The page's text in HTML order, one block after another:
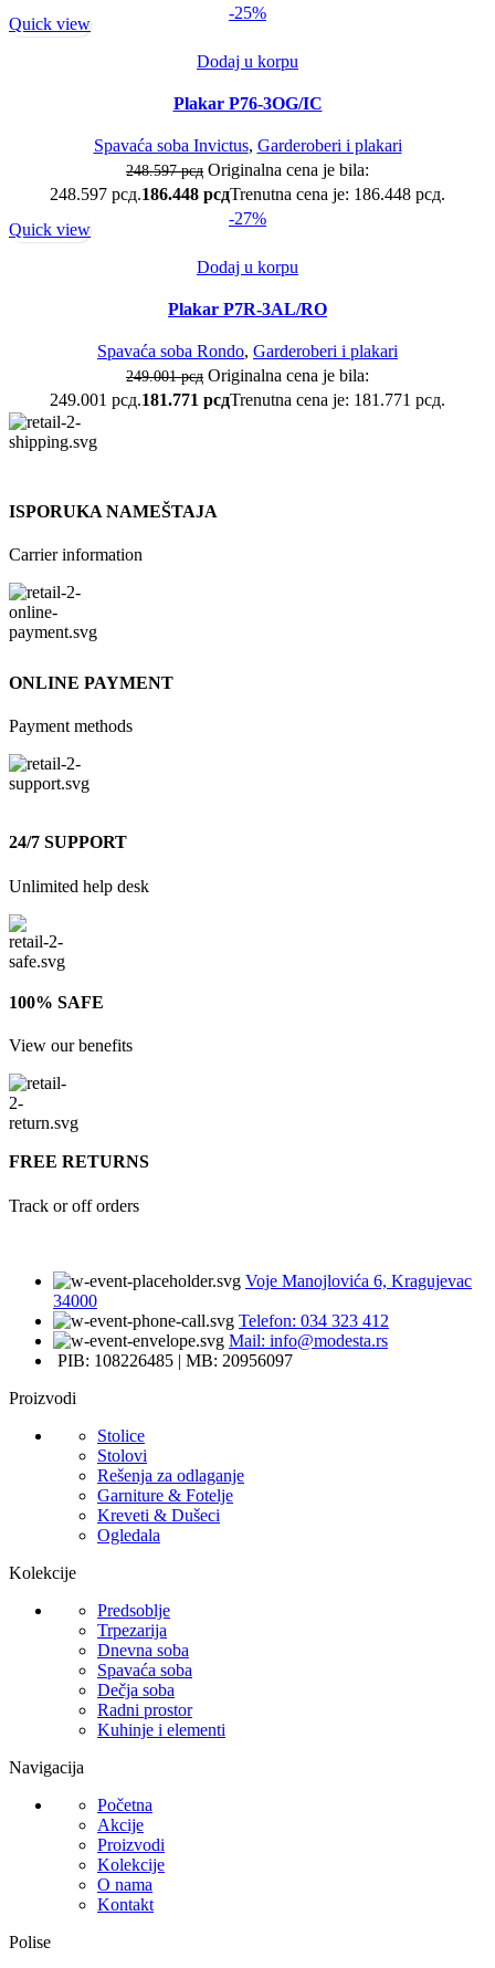
-25%
Quick view
Dodaj u korpu
Plakar P76-3OG/IC
Spavaća soba Invictus, Garderoberi i plakari
248.597рсд Originalna cena je bila:
248.597 рсд.186.448 рсдTrenutna cena je: 186.448 рсд.
-27%
Quick view
Dodaj u korpu
Plakar P7R-3AL/RO
Spavaća soba Rondo, Garderoberi i plakari
249.001рсд Originalna cena je bila:
249.001 рсд.181.771 рсдTrenutna cena je: 181.771 рсд.
ISPORUKA NAMEŠTAJA
Carrier information
ONLINE PAYMENT
Payment methods
24/7 SUPPORT
Unlimited help desk
100% SAFE
View our benefits
FREE RETURNS
Track or off orders
Voje Manojlovića 6, Kragujevac
34000
Telefon: 034 323 412
Mail: info@modesta.rs
PIB: 108226485 | MB: 20956097
Proizvodi
Stolice
Stolovi
Rešenja za odlaganje
Garniture & Fotelje
Kreveti & Dušeci
Ogledala
Kolekcije
Predsoblje
Trpezarija
Dnevna soba
Spavaća soba
Dečja soba
Radni prostor
Kuhinje i elementi
Navigacija
Početna
Akcije
Proizvodi
Kolekcije
O nama
Kontakt
Polise